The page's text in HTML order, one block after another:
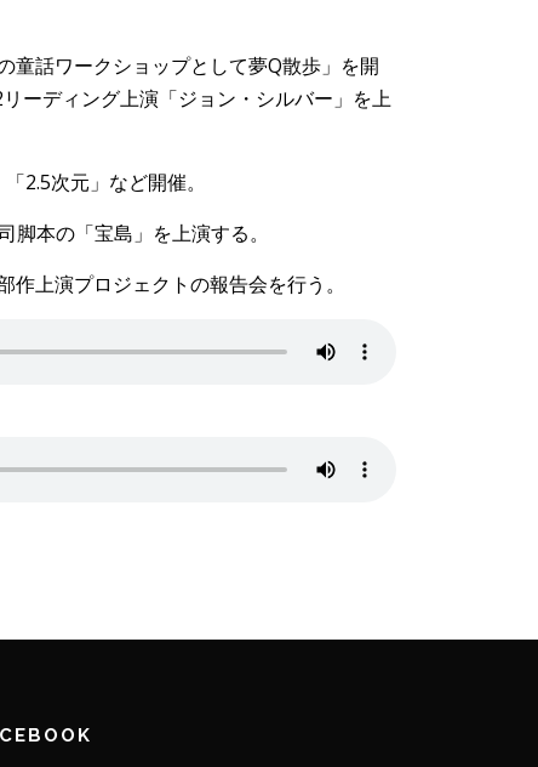
童話ワークショップとして夢Q散歩」を開
ーディング上演「ジョン・シルバー」を上
2.5次元」など開催。
本の「宝島」を上演する。
上演プロジェクトの報告会を行う。